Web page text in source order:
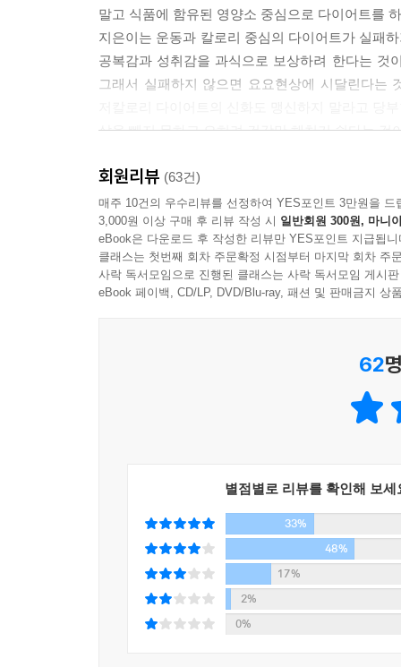
7. 다이어트에 좋은 알코올 즐기기
살찌지 않으려면 어떤 안주를 먹어야 하나?
4장 요요현상, 이제 그만!
1. 운동보다는 비만의 원인을 제거한다
섭취 칼로리를 줄이고 소비 칼로리를 늘리자!
4. 최고의 다이어트 운동은 워킹과 물구나무서기
공짜로 할 수 있는 워킹
물구나무서기는 노화 방지와 장수에 효과적이다
5. 스트레스가 쌓이면 폭식하는 이유
정크 푸드는 사지도, 보관하지도 말자!
일상생활에서 폭식을 방지하는 두 가지 습관
말고 식품에 함유된 영양소 중심으로 다이어트를
지은이는 운동과 칼로리 중심의 다이어트가 실패
공복감과 성취감을 과식으로 보상하려 한다는 것
그래서 실패하지 않으면 요요현상에 시달린다는
살을 빼지 못하고 오히려 건강만 해치기 쉽다는 것
“다이어트를 위한 운동을 없다! 다이어트는 식사가
지은이는 운동전문가임에도 불구하고 다이어트
식생활을 외면한 채 무턱대고 운동으로 살을 빼려
“그렇게 운동을 열심히 했는데 도대체 살은 왜 안
“열심히 운동을 해서 살을 뺐는데, 운동을 멈추자
이런 회의에 빠지면 다이어트는 십중팔구 실패한
방법으로 접근해야 원하는 결과를 얻을 수 있다.
이 책은 지은이가 오랫동안 현장에서 수많은 사
건강하게 살을 빼는 올바른 다이어트법
30분 러닝으로 소비하는 에너지는 겨우
많이 했으니까 좀 먹어도 괜찮아’라는 보상
회원리뷰 (63건)
매주 10건의 우수리뷰를 선정하여 YES포인트 3만원을 드
3,000원 이상 구매 후 리뷰 작성 시 일반회원 300원, 마니
eBook은 다운로드 후 작성한 리뷰만 YES포인트 지급됩니
클래스는 첫번째 회차 주문확정 시점부터 마지막 회차 주
사락 독서모임으로 진행된 클래스는 사락 독서모임 게시
eBook 페이백, CD/LP, DVD/Blu-ray, 패션 및 판매금지 상
62
별점별로 리뷰를 확인해 보세
33%
48%
17%
2%
0%